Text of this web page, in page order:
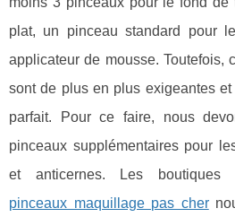
plat, un pinceau standard pour
applicateur de mousse. Toutefois,
sont de plus en plus exigeantes
parfait. Pour ce faire, nous
pinceaux supplémentaires pour
et anticernes. Les boutiques
pinceaux maquillage pas cher